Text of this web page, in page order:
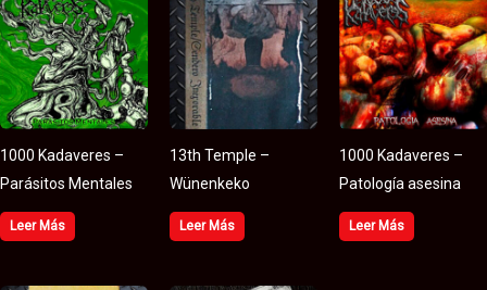
1000 Kadaveres –
Parásitos Mentales
Leer Más
13th Temple –
Wünenkeko
Leer Más
1000 Kadaveres –
Patología asesina
Leer Más